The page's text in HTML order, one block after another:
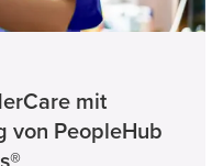
mit
von PeopleHub